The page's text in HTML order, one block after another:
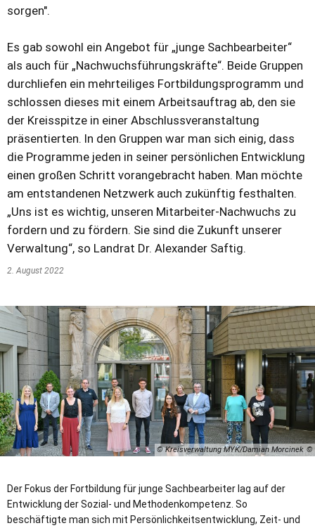
sorgen".
Es gab sowohl ein Angebot für „junge Sachbearbeiter“
als auch für „Nachwuchsführungskräfte“. Beide Gruppen
durchliefen ein mehrteiliges Fortbildungsprogramm und
schlossen dieses mit einem Arbeitsauftrag ab, den sie
der Kreisspitze in einer Abschlussveranstaltung
präsentierten. In den Gruppen war man sich einig, dass
die Programme jeden in seiner persönlichen Entwicklung
einen großen Schritt vorangebracht haben. Man möchte
am entstandenen Netzwerk auch zukünftig festhalten.
„Uns ist es wichtig, unseren Mitarbeiter-Nachwuchs zu
fordern und zu fördern. Sie sind die Zukunft unserer
Verwaltung“, so Landrat Dr. Alexander Saftig.
2. August 2022
© Kreisverwaltung MYK/Damian Morcinek
Der Fokus der Fortbildung für junge Sachbearbeiter lag auf der
Entwicklung der Sozial- und Methodenkompetenz. So
beschäftigte man sich mit Persönlichkeitsentwicklung, Zeit- und